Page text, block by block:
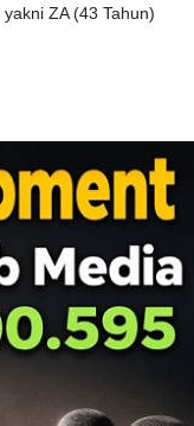
yakni ZA (43 Tahun)